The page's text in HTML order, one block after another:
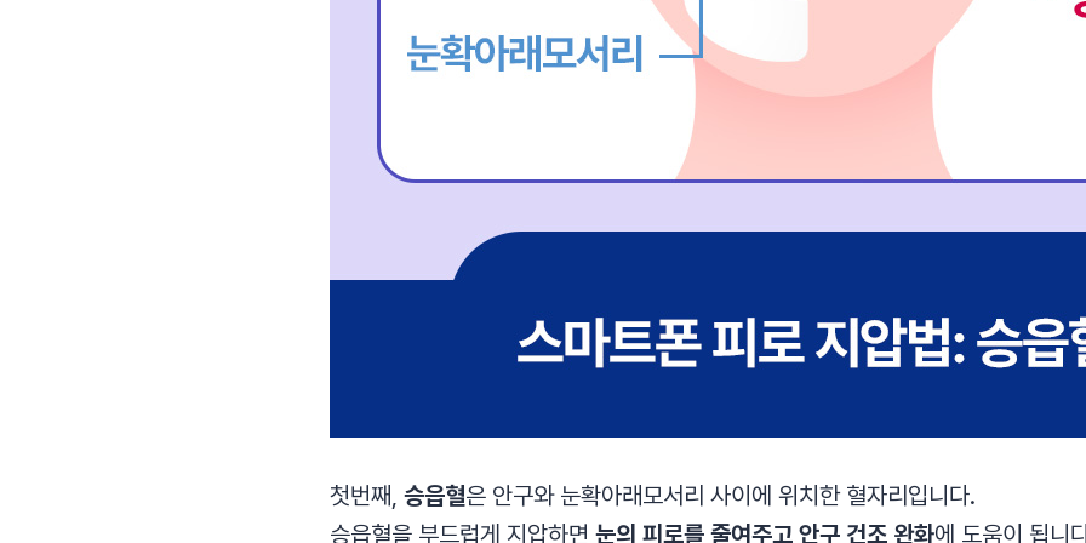
첫번째, 승읍혈은 안구와 눈확아래모서리 사이에 위치한 혈자리입니다.
승읍혈을 부드럽게 지압하면 눈의 피로를 줄여주고 안구 건조 완화에 도움이 됩니